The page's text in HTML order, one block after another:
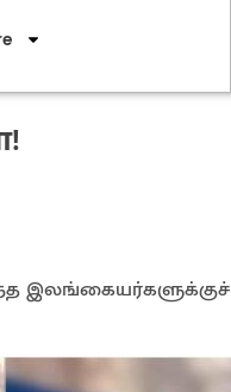
இலங்கையர்களுக்குச்